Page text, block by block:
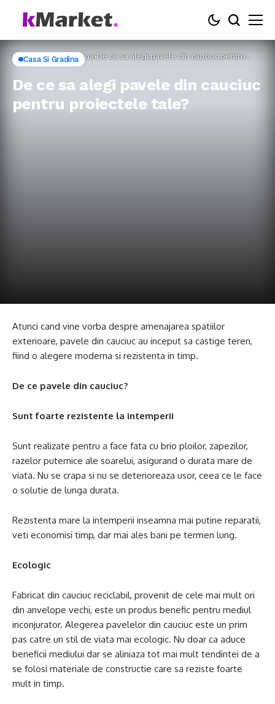
Home Casa si Gradina De ce sa alegi pavele din cauciuc pentru
Casa Si Gradina
De ce sa alegi pavele din cauciuc
pentru proiectele tale?
Atunci cand vine vorba despre amenajarea spatiilor
exterioare, pavele din cauciuc au inceput sa castige teren,
fiind o alegere moderna si rezistenta in timp.
De ce pavele din cauciuc?
Sunt foarte rezistente la intemperii
Sunt realizate pentru a face fata cu brio ploilor, zapezilor,
razelor puternice ale soarelui, asigurand o durata mare de
viata. Nu se crapa si nu se deterioreaza usor, ceea ce le face
o solutie de lunga durata.
Rezistenta mare la intemperii inseamna mai putine reparatii,
veti economisi timp, dar mai ales bani pe termen lung.
Ecologic
Fabricat din cauciuc reciclabil, provenit de cele mai mult ori
din anvelope vechi, este un produs benefic pentru mediul
inconjurator. Alegerea pavelelor din cauciuc este un prim
pas catre un stil de viata mai ecologic. Nu doar ca aduce
beneficii mediului dar se aliniaza tot mai mult tendintei de a
se folosi materiale de constructie care sa reziste foarte
mult in timp.